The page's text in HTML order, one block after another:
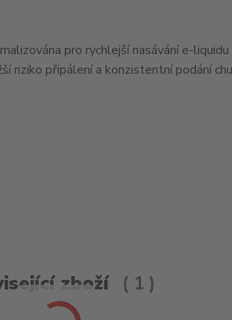
pro rychlejší nasávání e-liquidu
riziko připálení a konzistentní podání
zboží 1